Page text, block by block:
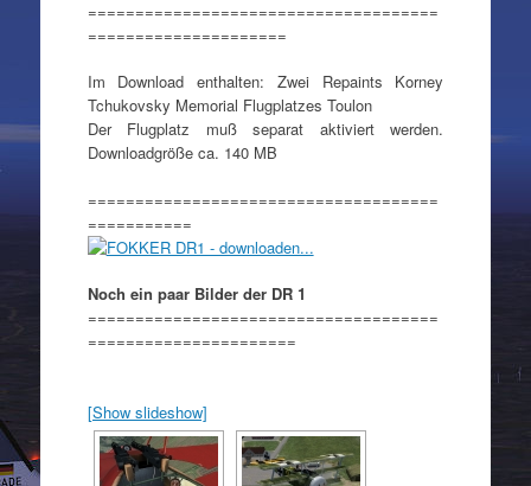
=====================================
=====================
Im Download enthalten: Zwei Repaints Korney
Tchukovsky Memorial Flugplatzes Toulon
Der Flugplatz muß separat aktiviert werden.
Downloadgröße ca. 140 MB
=====================================
===========
Noch ein paar Bilder der DR 1
=====================================
======================
[Show slideshow]